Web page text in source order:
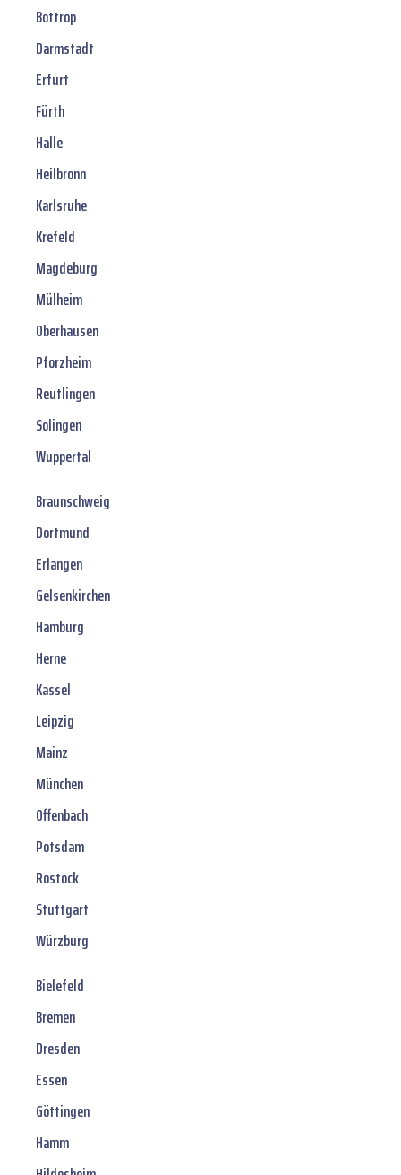
Bottrop
Darmstadt
Erfurt
Fürth
Halle
Heilbronn
Karlsruhe
Krefeld
Magdeburg
Mülheim
Oberhausen
Pforzheim
Reutlingen
Solingen
Wuppertal
Braunschweig
Dortmund
Erlangen
Gelsenkirchen
Hamburg
Herne
Kassel
Leipzig
Mainz
München
Offenbach
Potsdam
Rostock
Stuttgart
Würzburg
Bielefeld
Bremen
Dresden
Essen
Göttingen
Hamm